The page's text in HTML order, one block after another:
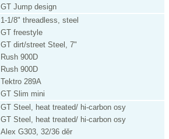
GT Jump design
1-1/8" threadless, steel
GT freestyle
GT dirt/street Steel, 7"
Rush 900D
Rush 900D
Tektro 289A
GT Slim mini
GT Steel, heat treated/ hi-carbon osy
GT Steel, heat treated/ hi-carbon osy
Alex G303, 32/36 děr